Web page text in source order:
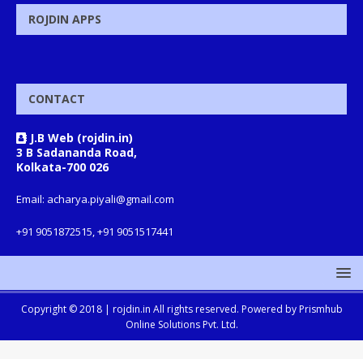
ROJDIN APPS
CONTACT
J.B Web (rojdin.in)
3 B Sadananda Road,
Kolkata-700 026
Email: acharya.piyali@gmail.com
+91 9051872515, +91 9051517441
Copyright © 2018 | rojdin.in All rights reserved. Powered by Prismhub
Online Solutions Pvt. Ltd.